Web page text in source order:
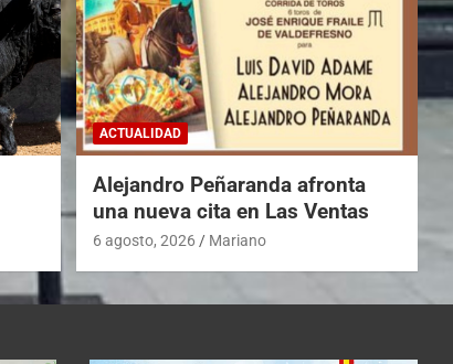
ACTUALIDAD
Alejandro Peñaranda afronta
una nueva cita en Las Ventas
6 agosto, 2026 Mariano